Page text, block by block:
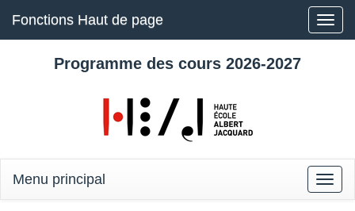
Toggle
Fonctions Haut de page
Programme des cours 2026-2027
Toggle
Menu principal